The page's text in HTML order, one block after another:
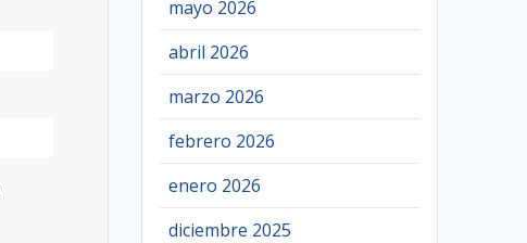
mayo 2026
abril 2026
marzo 2026
febrero 2026
enero 2026
diciembre 2025